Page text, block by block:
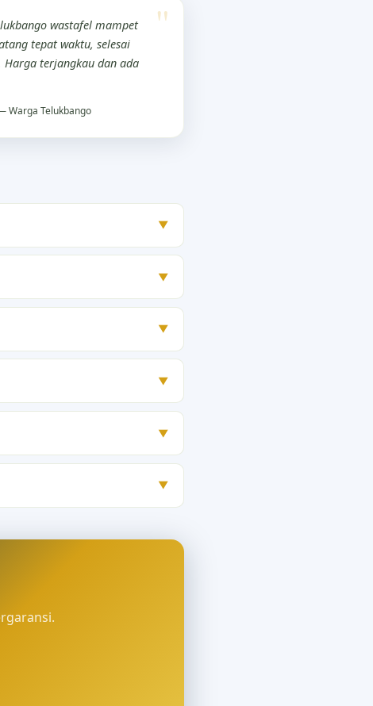
wastafel mampet
tepat waktu, selesai
terjangkau dan ada
Warga Telukbango
▼
▼
▼
▼
▼
▼